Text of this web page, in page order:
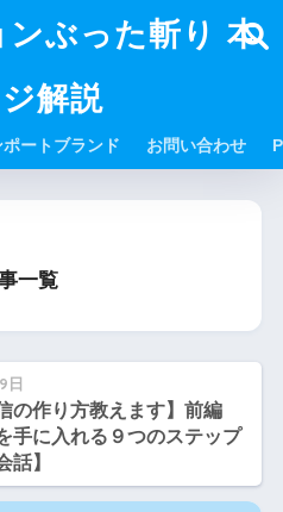
ンぶった斬り 本
解説
ポートブランド お問い合わせ
一覧
日
の作り方教えます】前編
手に入れる９つのステップ
話】